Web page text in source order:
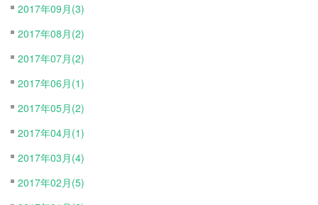
2017年09月(3)
2017年08月(2)
2017年07月(2)
2017年06月(1)
2017年05月(2)
2017年04月(1)
2017年03月(4)
2017年02月(5)